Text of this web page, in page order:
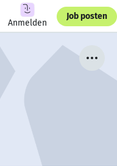
Anmelden
Job posten